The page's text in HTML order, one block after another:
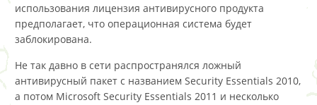
использования лицензия антивирусного продукта
предполагает, что операционная система будет
заблокирована.
Не так давно в сети распространялся ложный
антивирусный пакет с названием Security Essentials 2010,
а потом Microsoft Security Essentials 2011 и несколько